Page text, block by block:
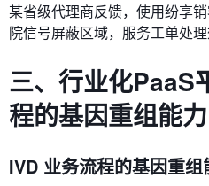
某省级代理商反馈，使用纷享
院信号屏蔽区域，服务工单处理
三、行业化PaaS
程的基因重组能力
IVD 业务流程的基因重组